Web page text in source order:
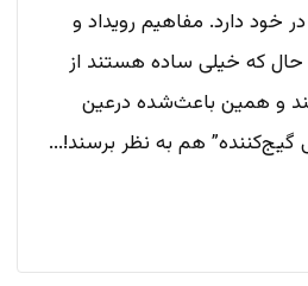
خود دارد. مفاهیم رویداد و
حال که خیلی ساده‌ هستند از
و همین باعث‌شده درعین
هم به نظر برسند!...